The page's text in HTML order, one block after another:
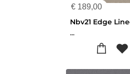
€ 189,00
...